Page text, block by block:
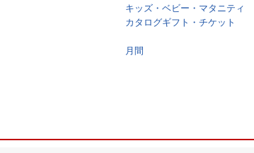
キッズ・ベビー・マタニティ
カタログギフト・チケット
月間